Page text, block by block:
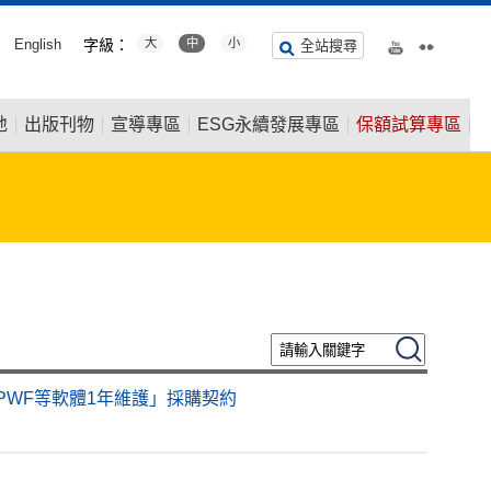
English 字級： 大 中 小 全站搜尋
出版刊物 宣導專區 ESG永續發展專區 保額試算專區
請輸入關鍵字 搜尋
等軟體1年維護」採購契約